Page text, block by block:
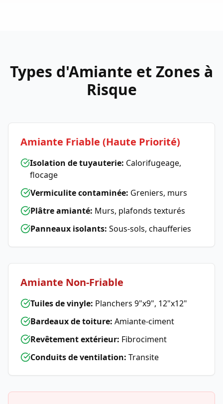
Types d'Amiante et Zones à
Risque
Amiante Friable (Haute Priorité)
Isolation de tuyauterie: Calorifugeage,
flocage
Vermiculite contaminée: Greniers, murs
Plâtre amianté: Murs, plafonds texturés
Panneaux isolants: Sous-sols, chaufferies
Amiante Non-Friable
Tuiles de vinyle: Planchers 9"x9", 12"x12"
Bardeaux de toiture: Amiante-ciment
Revêtement extérieur: Fibrociment
Conduits de ventilation: Transite